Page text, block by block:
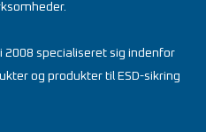
2008 specialiseret sig indenfor
og produkter til ESD-sikring